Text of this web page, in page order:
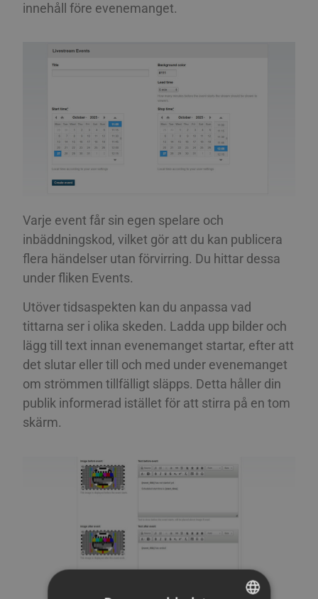
innehåll före evenemanget.
Varje event får sin egen spelare och
inbäddningskod, vilket gör att du kan publicera
flera händelser utan förvirring. Du hittar dessa
under fliken Events.
Utöver tidsaspekten kan du anpassa vad
tittarna ser i olika skeden. Ladda upp bilder och
lägg till text innan evenemanget startar, efter att
det slutar eller till och med under evenemanget
om strömmen tillfälligt släpps. Detta håller din
publik informerad istället för att stirra på en tom
skärm.